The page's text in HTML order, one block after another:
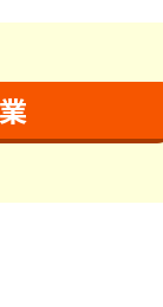
速暗記講座や
比べて劣等感を